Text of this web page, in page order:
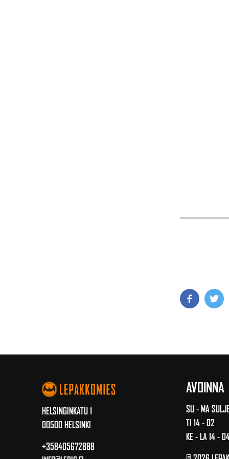
HELSINGINKATU 1
00500 HELSINKI
+358405672888
AVOINNA
SU - MA
TI 14 - 02
KE - LA 14 -